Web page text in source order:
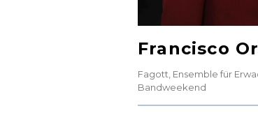
Francisco
Fagott Ensemble für
Bandweekend